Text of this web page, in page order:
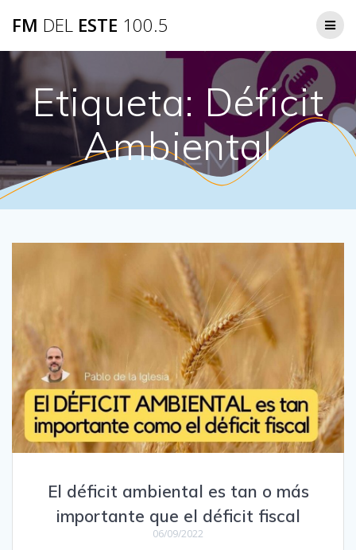
FM DEL ESTE 100.5
Etiqueta: Déficit
Ambiental
El déficit ambiental es tan o más
importante que el déficit fiscal
06/09/2022